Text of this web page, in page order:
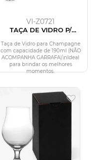
VI-Z0721
TAÇA DE VIDRO P/
CHAMPAGNE 190 ML -
NÃO ACOMPANHA
GARRAFA
Taça de Vidro para Champagne
com capacidade de 190ml (NÃO
ACOMPANHA GARRAFA).\nIdeal
para brindar os melhores
momentos.